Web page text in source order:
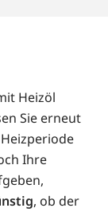
Heizöl
Sie erneut
Ihre
, ob der